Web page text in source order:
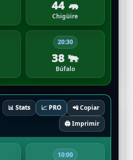
44 🦛
Chigüire
20:30
38 🐃
Búfalo
📊 Stats 📈 PRO
📲 Copiar
🖨️ Imprimir
10:00